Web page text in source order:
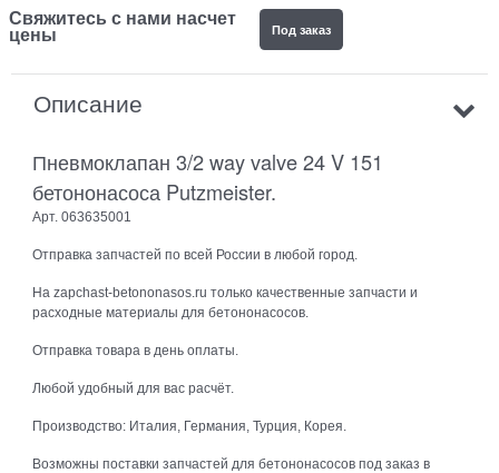
Свяжитесь с нами насчет
цены Под заказ
Описание
Пневмоклапан 3/2 way valve 24 V 151
бетононасоса Putzmeister.
Арт. 063635001
Отправка запчастей по всей России в любой город.
На zapchast-betononasos.ru только качественные запчасти и
расходные материалы для бетононасосов.
Отправка товара в день оплаты.
Любой удобный для вас расчёт.
Производство: Италия, Германия, Турция, Корея.
Возможны поставки запчастей для бетононасосов под заказ в